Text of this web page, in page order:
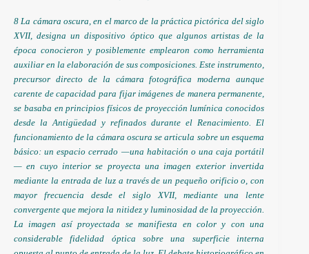
8 La cámara oscura, en el marco de la práctica pictórica del siglo
XVII, designa un dispositivo óptico que algunos artistas de la
época conocieron y posiblemente emplearon como herramienta
auxiliar en la elaboración de sus composiciones. Este instrumento,
precursor directo de la cámara fotográfica moderna aunque
carente de capacidad para fijar imágenes de manera permanente,
se basaba en principios físicos de proyección lumínica conocidos
desde la Antigüedad y refinados durante el Renacimiento. El
funcionamiento de la cámara oscura se articula sobre un esquema
básico: un espacio cerrado —una habitación o una caja portátil
— en cuyo interior se proyecta una imagen exterior invertida
mediante la entrada de luz a través de un pequeño orificio o, con
mayor frecuencia desde el siglo XVII, mediante una lente
convergente que mejora la nitidez y luminosidad de la proyección.
La imagen así proyectada se manifiesta en color y con una
considerable fidelidad óptica sobre una superficie interna